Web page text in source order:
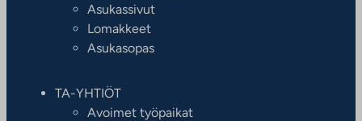
Asukassivut
Lomakkeet
Asukasopas
TA-YHTIÖT
Avoimet työpaikat